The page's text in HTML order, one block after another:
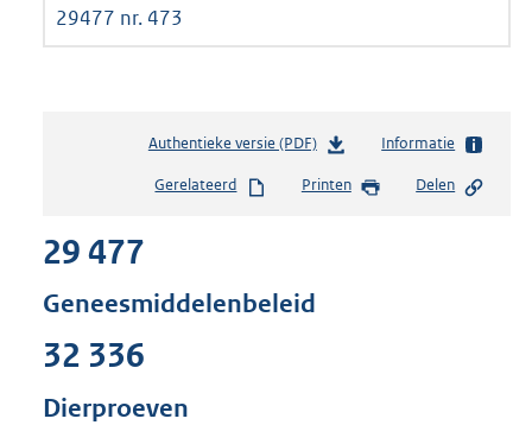
29477 nr. 473
Authentieke versie (PDF)b
s
Informatie
Gerelateerd Printen Delen
29 477
Geneesmiddelenbeleid
32 336
Dierproeven